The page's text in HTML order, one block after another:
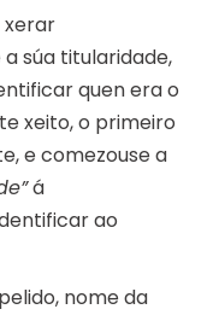
xerar
súa titularidade,
quen era o
xeito, o primeiro
e comezouse a
á
ao
nome da